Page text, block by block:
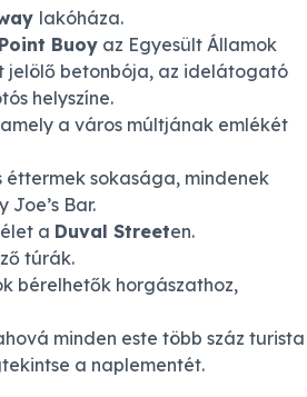
lakóháza.
Buoy az Egyesült Államok
jelölő betonbója, az idelátogató
helyszíne.
a város múltjának emlékét
éttermek sokasága, mindenek
Joe’s Bar.
a Duval Streeten.
túrák.
bérelhetők horgászathoz,
minden este több száz turista
a naplementét.